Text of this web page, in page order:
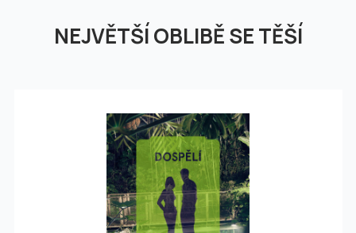
NEJVĚTŠÍ OBLIBĚ SE TĚŠÍ